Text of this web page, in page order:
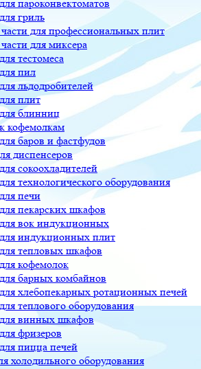
пароконвектоматов
гриль
для профессиональных плит
для миксера
тестомеса
пил
льдодробителей
плит
блинниц
кофемолкам
баров и фастфудов
диспенсеров
сокоохладителей
технологического оборудования
печи
пекарских шкафов
вок индукционных
индукционных плит
тепловых шкафов
кофемолок
барных комбайнов
хлебопекарных ротационных печей
теплового оборудования
винных шкафов
фризеров
пицца печей
холодильного оборудования